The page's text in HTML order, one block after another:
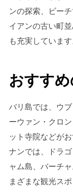
ンの探索、ビー
イアンの古い町
も充実しています
おすす
バリ島では、ウ
ーウァン・クロ
ット寺院などが
ナンでは、ドラ
ャム島、バーチ
まざまな観光ス